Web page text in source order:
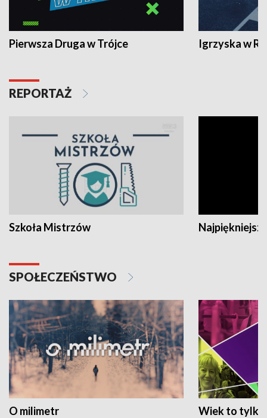
Pierwsza Druga w Trójce Igrzyska w
REPORTAŻ
Szkoła Mistrzów
SPOŁECZEŃSTWO
O milimetr Wiek to tylko